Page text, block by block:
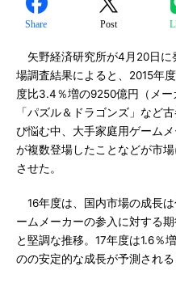
Share Post
矢野経済研究所が4月20日に
場調査結果によると、2015年
度比3.4％増の9250億円（メー
「パズル＆ドラゴンズ」など
び悩む中、大手家庭用ゲーム
が複数登場したことなどが市
させた。
16年度は、国内市場の成長
ームメーカーの参入に対する
と堅調な推移。17年度は1.6％
のの安定的な成長が予測される